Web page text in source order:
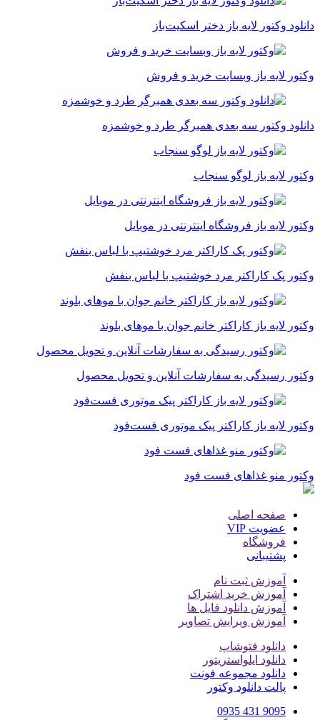
دانلود وکتور لایه باز دختر اسکیت‌باز
وکتور لایه باز وبسایت خرید و فروش
دانلود وکتور سه بعدی همبرگر طرد و خوشمزه
وکتور لایه باز لوگو سنجاب
وکتور لایه باز فروشگاه اینترنتی در موبایل
وکتور پک کاراکتر مرد خوشتیپ با لباس بنفش
وکتور لایه باز کاراکتر خانم جوان با موهای بلوند
وکتور رسیدگی به سفارشات آنلاین و تحویل محصول
وکتور لایه باز کاراکتر پیک موتوری فست‌فود
وکتور منو غذاهای فست فود
صفحه اصلی
عضویت VIP
فروشگاه
پشتیبانی
آموزش ثبت نام
آموزش خرید اشتراک
آموزش دانلود فایل ها
آموزش ویرایش تصاویر
دانلود فتوشاپ
دانلود ایلواستریتور
دانلود مجموعه فونت
پالت دانلود وکتور
9095 431 0935